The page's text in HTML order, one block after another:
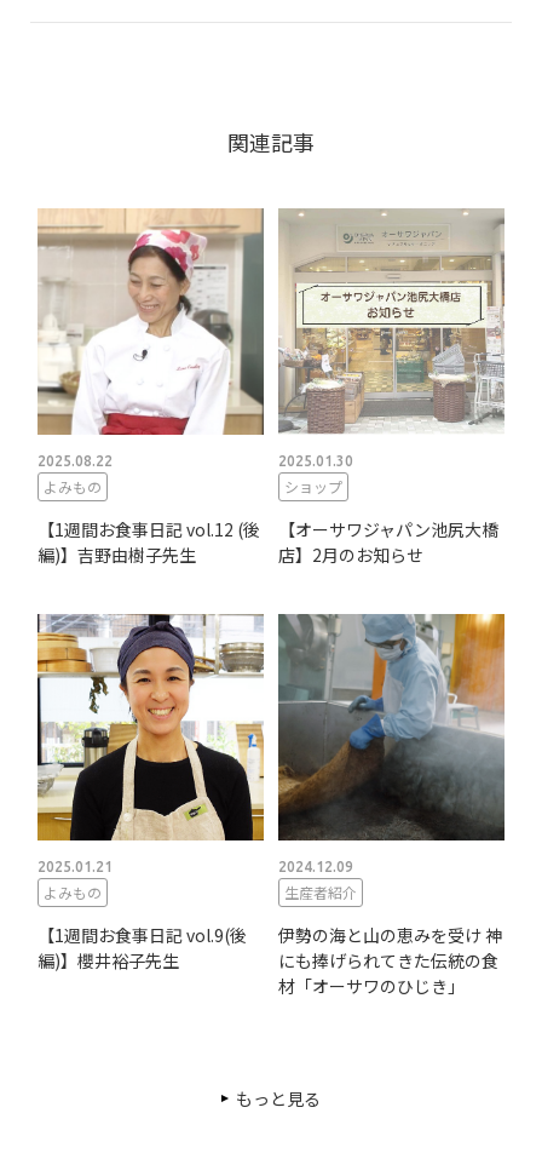
関連記事
2025.08.22
よみもの
【1週間お食事日記 vol.12 (後
編)】吉野由樹子先生
2025.01.30
ショップ
【オーサワジャパン池尻大橋
店】2月のお知らせ
2025.01.21
よみもの
【1週間お食事日記 vol.9(後
編)】櫻井裕子先生
2024.12.09
生産者紹介
伊勢の海と山の恵みを受け 神
にも捧げられてきた伝統の食
材「オーサワのひじき」
もっと見る